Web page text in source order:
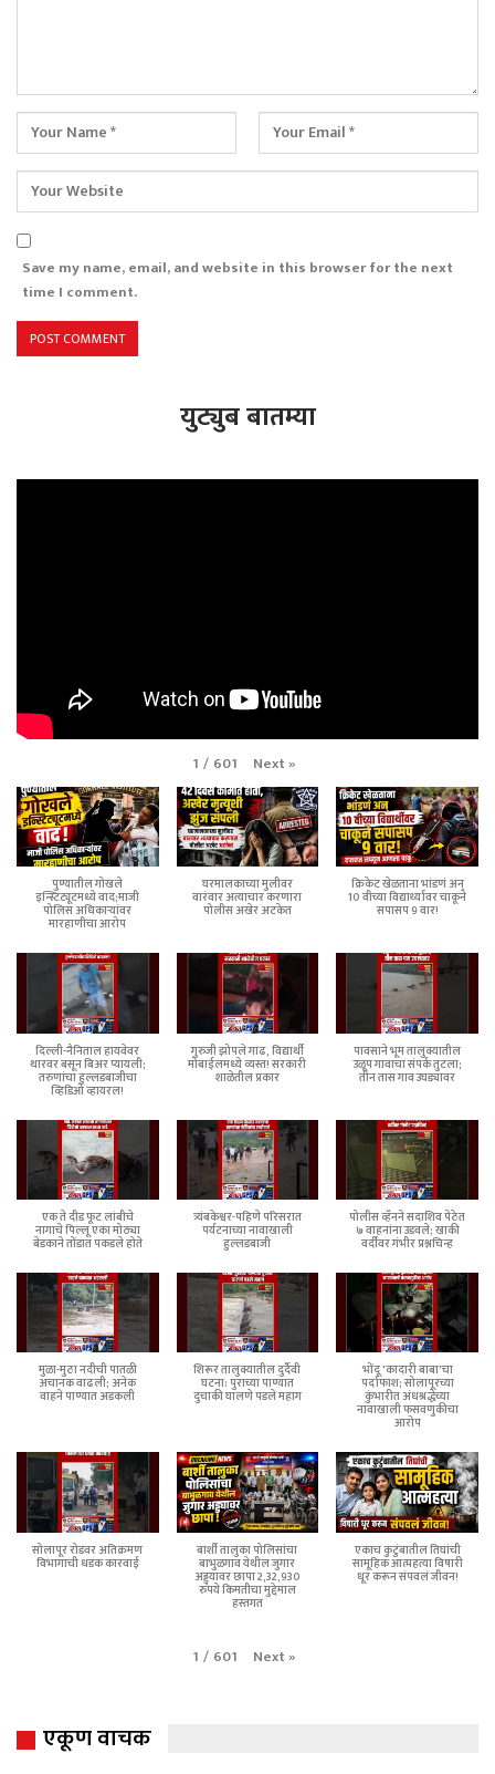
Save my name, email, and website in this browser for the next
time I comment.
युट्युब बातम्या
1 / 601 Next»
पुण्यातील गोखले
इन्स्टिट्यूटमध्ये वाद;माजी
पोलिस अधिकाऱ्यांवर
मारहाणीचा आरोप
घरमालकाच्या मुलीवर
वारंवार अत्याचार करणारा
पोलीस अखेर अटकेत
क्रिकेट खेळताना भांडणं अन्
10 वीच्या विद्यार्थ्यावर चाकूने
सपासप 9 वार!
दिल्ली-नैनिताल हायवेवर
थारवर बसून बिअर प्यायली;
तरुणांचा हुल्लडबाजीचा
व्हिडिओ व्हायरल!
गुरुजी झोपले गाढ, विद्यार्थी
मोबाईलमध्ये व्यस्त! सरकारी
शाळेतील प्रकार
पावसाने भूम तालुक्यातील
उळूप गावाचा संपर्क तुटला;
तीन तास गाव उघड्यावर
एक ते दीड फूट लांबीचे
नागाचे पिल्लू एका मोठ्या
बेडकाने तोंडात पकडले होते
त्र्यंबकेश्वर-पहिणे परिसरात
पर्यटनाच्या नावाखाली
हुल्लडबाजी
पोलीस व्हॅनने सदाशिव पेठेत
७ वाहनांना उडवले; खाकी
वर्दीवर गंभीर प्रश्नचिन्ह
मुळा-मुठा नदीची पातळी
अचानक वाढली; अनेक
वाहने पाण्यात अडकली
शिरूर तालुक्यातील दुर्दैवी
घटना: पुराच्या पाण्यात
दुचाकी घालणे पडले महाग
भोंदू 'कादारी बाबा'चा
पर्दाफाश; सोलापूरच्या
कुंभारीत अंधश्रद्धेच्या
नावाखाली फसवणुकीचा
आरोप
सोलापूर रोडवर अतिक्रमण
विभागाची धडक कारवाई
बार्शी तालुका पोलिसांचा
बाभुळगाव येथील जुगार
अड्ड्यावर छापा 2,32,930
रुपये किमतीचा मुद्देमाल
हस्तगत
एकाच कुटुंबातील तिघांची
सामूहिक आत्महत्या विषारी
धूर करून संपवलं जीवन!
1 / 601 Next»
एकूण वाचक